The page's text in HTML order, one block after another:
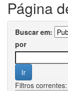
Página
Buscar em:
por
Filtros correntes: